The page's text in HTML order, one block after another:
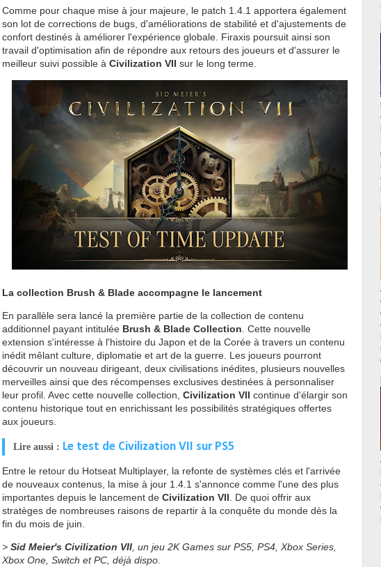
Comme pour chaque mise à jour majeure, le patch 1.4.1 apportera également
son lot de corrections de bugs, d'améliorations de stabilité et d'ajustements de
confort destinés à améliorer l'expérience globale. Firaxis poursuit ainsi son
travail d'optimisation afin de répondre aux retours des joueurs et d'assurer le
meilleur suivi possible à Civilization VII sur le long terme.
La collection Brush & Blade accompagne le lancement
En parallèle sera lancé la première partie de la collection de contenu
additionnel payant intitulée Brush & Blade Collection . Cette nouvelle
extension s'intéresse à l'histoire du Japon et de la Corée à travers un contenu
inédit mêlant culture, diplomatie et art de la guerre. Les joueurs pourront
découvrir un nouveau dirigeant, deux civilisations inédites, plusieurs nouvelles
merveilles ainsi que des récompenses exclusives destinées à personnaliser
leur profil. Avec cette nouvelle collection, Civilization VII continue d'élargir son
contenu historique tout en enrichissant les possibilités stratégiques offertes
aux joueurs.
Lire aussi : Le test de Civilization VII sur PS5
Entre le retour du Hotseat Multiplayer, la refonte de systèmes clés et l'arrivée
de nouveaux contenus, la mise à jour 1.4.1 s'annonce comme l'une des plus
importantes depuis le lancement de Civilization VII. De quoi offrir aux
stratèges de nombreuses raisons de repartir à la conquête du monde dès la
fin du mois de juin.
> Sid Meier's Civilization VII, un jeu 2K Games sur PS5, PS4, Xbox Series,
Xbox One, Switch et PC, déjà dispo.